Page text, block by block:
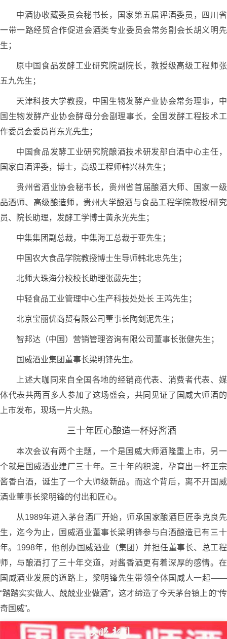
中酒协收藏委员会秘书长，国家第五届评酒委员，四川省
一带一路经贸合作促进会酒类专业委员会常务副会长胡义明先
生；
原中国食品发酵工业研究院副院长，教授级高级工程师张
五九先生；
天津科技大学教授，中国生物发酵产业协会常务理事，中
国生物发酵产业协会酵母分会副理事长，全国发酵工程技术工
作委员会委员肖东光先生；
中国食品发酵工业研究院酿酒技术研发部白酒中心主任，
国家白酒评委，博士，高级工程师韩兴林先生；
贵州省酒业协会秘书长，贵州省首届酿酒大师、国家一级
品酒师、高级酿造师，贵州大学酿酒与食品工程学院教授/研究
员、院长助理，发酵工学博士黄永光先生；
中集集团副总裁，中集海工总裁于亚先生；
中国农大食品学院教授博士生导师韩北忠先生；
北师大珠海分校校长助理张葳先生；
中轻食品工业管理中心生产科技处处长 王鸿先生；
北京宝丽优商贸有限公司董事长陶剑泥先生；
智邦达（中国）营销管理咨询有限公司董事长张健先生；
国威酒业集团董事长梁明锋先生。
上述大咖同来自全国各地的经销商代表、消费者代表、媒
体代表共两百多人参加了这场盛会，共同见证了国威大师酒的
上市发布，现场一片火热。
三十年匠心酿造一杯好酱酒
本次会议有两个主题，一个是国威大师酒隆重上市，另一
个就是国威酒业建厂三十年。三十年的积淀，孕育出一杯正宗
酱香白酒，诞生了一个大师级新品。而这个背后，离不开国威
酒业董事长梁明锋的付出和匠心。
从1989年进入茅台酒厂开始，师承国家酿酒巨匠季克良先
生，迄今为止，国威酒业董事长梁明锋参与白酒酿造已有三十
年。1998年，他创办国威酒业（集团）并担任董事长、总工程
师，与酿酒打了三十年交道，对酱香酒更有着深厚的感情。在
国威酒业发展的道路上，梁明锋先生带领全体国威人一起——
“踏踏实实做人、兢兢业业做酒”，这才缔造了今天茅台镇上的“传
奇国威”。